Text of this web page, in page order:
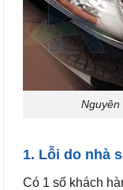
Nguyên
1. Lỗi do nhà
Có 1 số khách